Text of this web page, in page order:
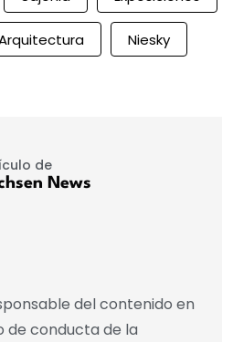
Niesky
de
News
del contenido en
de conducta de la